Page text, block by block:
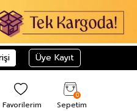
Üye Kayıt
Favorilerim
0
Sepetim